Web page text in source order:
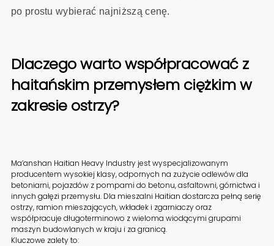
po prostu wybierać najniższą cenę.
Dlaczego warto współpracować z
haitańskim przemysłem ciężkim w
zakresie ostrzy?
Ma’anshan Haitian Heavy Industry jest wyspecjalizowanym
producentem wysokiej klasy, odpornych na zużycie odlewów dla
betoniarni, pojazdów z pompami do betonu, asfaltowni, górnictwa i
innych gałęzi przemysłu. Dla mieszalni Haitian dostarcza pełną serię
ostrzy, ramion mieszających, wkładek i zgarniaczy oraz
współpracuje długoterminowo z wieloma wiodącymi grupami
maszyn budowlanych w kraju i za granicą.
Kluczowe zalety to: